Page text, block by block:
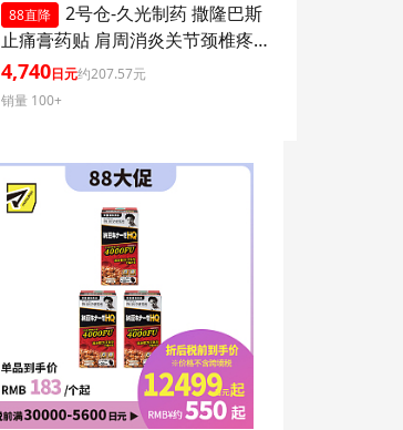
88直降
2号仓-久光制药 撒隆巴斯
止痛膏药贴 肩周消炎关节颈椎疼
4.6×7.2cm 120贴 3个装【第3类医
药品】
4,740日元约207.57元
销量 100+